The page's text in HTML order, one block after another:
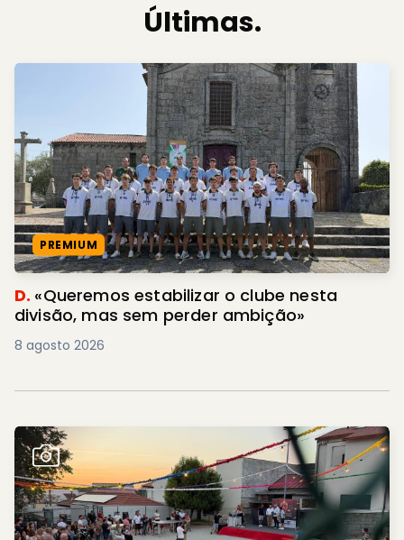
Últimas.
PREMIUM
D. «Queremos estabilizar o clube nesta
divisão, mas sem perder ambição»
8 agosto 2026